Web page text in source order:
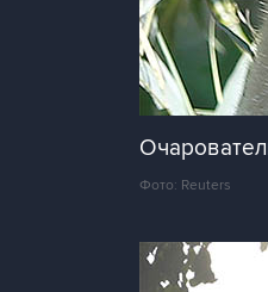
Фото: Reuters